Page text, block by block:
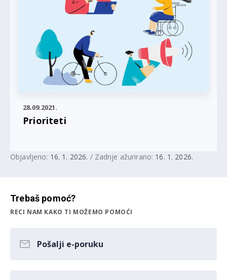
28.09.2021.
Prioriteti
Objavljeno: 16. 1. 2026. / Zadnje ažurirano: 16. 1. 2026.
Trebaš pomoć?
RECI NAM KAKO TI MOŽEMO POMOĆI
Pošalji e-poruku